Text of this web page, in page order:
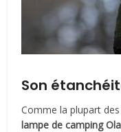
Son
Comme la plupart
lampe de camping